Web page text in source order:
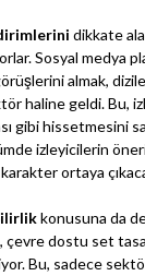
dikkate
Sosyal medya
almak,
haline geldi. Bu,
gibi hissetmesini
izleyicilerin
ortaya
konusuna da
çevre dostu set
Bu, sadece